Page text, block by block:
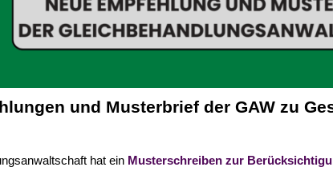
und Musterbrief der GAW zu
hat ein Musterschreiben zur